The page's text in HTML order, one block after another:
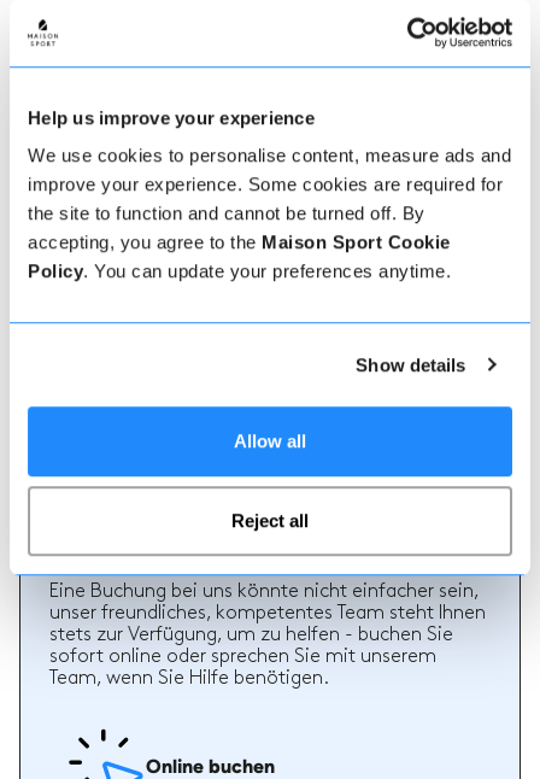
Help us improve your experience
We use cookies to personalise content, measure ads and
improve your experience. Some cookies are required for
the site to function and cannot be turned off. By
accepting, you agree to the Maison Sport Cookie
Policy. You can update your preferences anytime.
Show details
Allow all
Reject all
dann sicher zu buchen und zu bezahlen.
Echte Lehrer Bewertungen
Informationen bei der Auswahl eines Lehrers. Sie
können sehen, ob ein Lehrer regelmäßig einen
Wie man bucht
Eine Buchung bei uns könnte nicht einfacher sein,
unser freundliches, kompetentes Team steht Ihnen
stets zur Verfügung, um zu helfen - buchen Sie
sofort online oder sprechen Sie mit unserem
Team, wenn Sie Hilfe benötigen.
Online buchen